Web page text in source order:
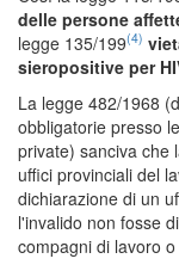
delle persone
legge 135/199(4)
sieropositive per
La legge 482/1968
obbligatorie presso
private) sanciva che
uffici provinciali del
dichiarazione di un
l'invalido non fosse
compagni di lavoro